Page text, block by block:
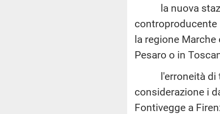
la nuova
la regione
Pesaro o in
l'erroneità di
considerazione i
Fontivegge a